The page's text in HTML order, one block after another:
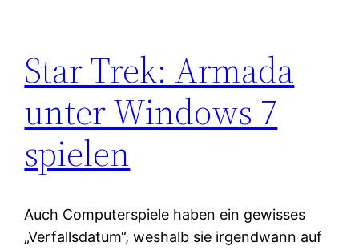
Star Trek: Armada
unter Windows 7
spielen
Auch Computerspiele haben ein gewisses
„Verfallsdatum“, weshalb sie irgendwann auf